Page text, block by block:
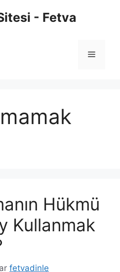
- Fetva
Menü
Hükmü
Kullanmak
fetvadinle